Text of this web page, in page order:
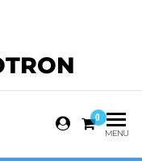
0
MENU